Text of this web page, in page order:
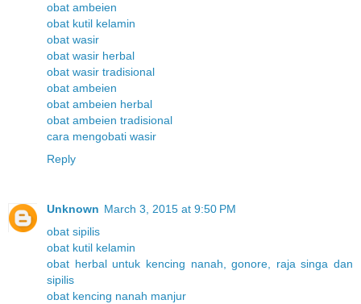
obat ambeien
obat kutil kelamin
obat wasir
obat wasir herbal
obat wasir tradisional
obat ambeien
obat ambeien herbal
obat ambeien tradisional
cara mengobati wasir
Reply
Unknown March 3, 2015 at 9:50 PM
obat sipilis
obat kutil kelamin
obat herbal untuk kencing nanah, gonore, raja singa dan
sipilis
obat kencing nanah manjur